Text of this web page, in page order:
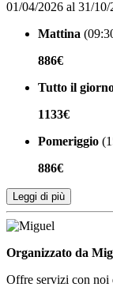
01/04/2026 al 31/10/
Mattina
886€
Tutto il
1133€
Pomeriggio
886€
Leggi di più
Organizzato
Organizzato da
Offre servizi con noi